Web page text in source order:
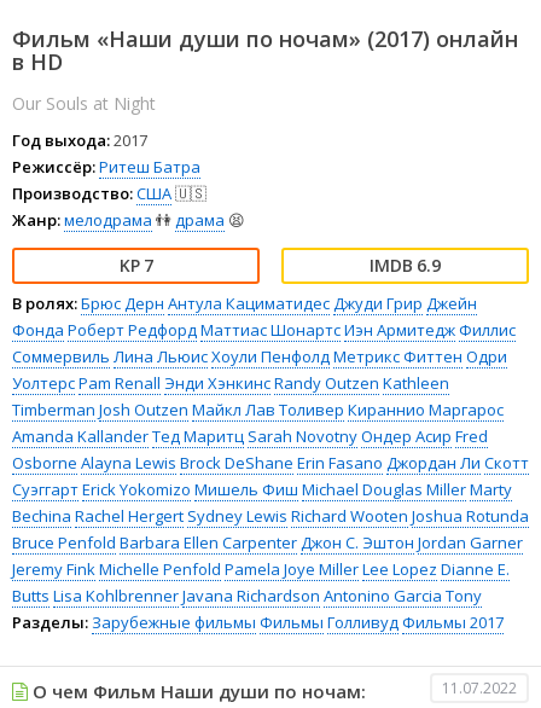
Фильм «Наши души по ночам» (2017) онлайн
в HD
Our Souls at Night
Год выхода:2017
Режиссёр:Ритеш Батра
Производство:США🇺🇸
Жанр:мелодрама 👫драма 😫
7 6.9
В ролях:Брюс Дерн Антула КациматидесДжуди Грир Джейн
Фонда Роберт РедфордМаттиас ШонартсИэн АрмитеджФиллис
Соммервиль Лина ЛьюисХоули ПенфолдМетрикс Фиттен Одри
УолтерсPam Renall Энди ХэнкинсRandy Outzen Kathleen
Timberman Josh Outzen Майкл Лав Толивер Кираннио Маргарос
Amanda KallanderТед Маритц Sarah NovotnyОндер Асир Fred
Osborne Alayna Lewis Brock DeShane Erin Fasano Джордан Ли Скотт
СуэггартErick Yokomizo Мишель Фиш Michael Douglas MillerMarty
Bechina Rachel Hergert Sydney Lewis Richard Wooten Joshua Rotunda
Bruce Penfold Barbara Ellen CarpenterДжон С. Эштон Jordan Garner
Jeremy FinkMichelle Penfold Pamela Joye MillerLee Lopez Dianne E.
Butts Lisa KohlbrennerJavana Richardson Antonino Garcia Tony
Разделы: Зарубежные фильмы Фильмы ГолливудФильмы 2017
О чем Фильм Наши души по ночам: 11.07.2022